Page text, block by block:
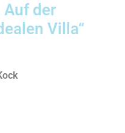
Auf der
Villa“